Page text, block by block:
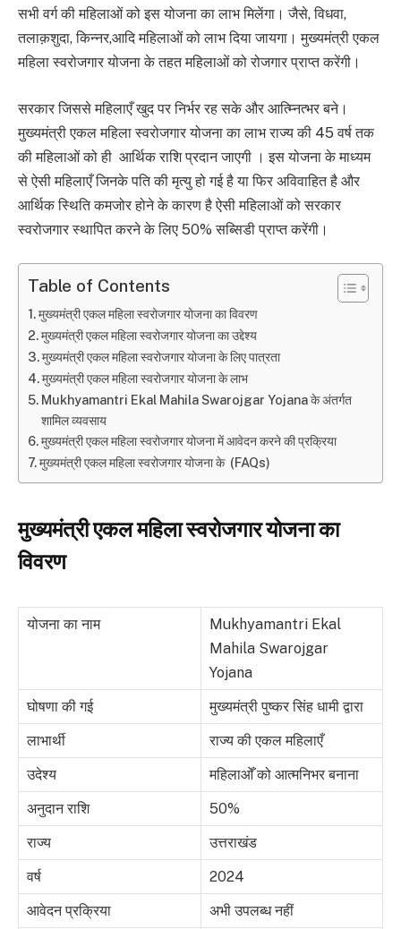
सभी वर्ग की महिलाओं को इस योजना का लाभ मिलेंगा। जैसे, विधवा,
तलाक़शुदा, किन्नर,आदि महिलाओं को लाभ दिया जायगा। मुख्यमंत्री एकल
महिला स्वरोजगार योजना के तहत महिलाओं को रोजगार प्राप्त करेंगी।
सरकार जिससे महिलाएँ खुद पर निर्भर रह सके और आत्म्नित्भर बने।
मुख्यमंत्री एकल महिला स्वरोजगार योजना का लाभ राज्य की 45 वर्ष तक
की महिलाओं को ही आर्थिक राशि प्रदान जाएगी । इस योजना के माध्यम
से ऐसी महिलाएँ जिनके पति की मृत्यु हो गई है या फिर अविवाहित है और
आर्थिक स्थिति कमजोर होने के कारण है ऐसी महिलाओं को सरकार
स्वरोजगार स्थापित करने के लिए 50% सब्सिडी प्राप्त करेंगी।
Table of Contents
मुख्यमंत्री एकल महिला स्वरोजगार योजना का विवरण
मुख्यमंत्री एकल महिला स्वरोजगार योजना का उद्देश्य
मुख्यमंत्री एकल महिला स्वरोजगार योजना के लिए पात्रता
मुख्यमंत्री एकल महिला स्वरोजगार योजना के लाभ
Mukhyamantri Ekal Mahila Swarojgar Yojana के अंतर्गत
शामिल व्यवसाय
मुख्यमंत्री एकल महिला स्वरोजगार योजना में आवेदन करने की प्रक्रिया
मुख्यमंत्री एकल महिला स्वरोजगार योजना के (FAQs)
मुख्यमंत्री एकल महिला स्वरोजगार योजना का
विवरण
योजना का नाम
Mukhyamantri Ekal
Mahila Swarojgar
Yojana
घोषणा की गई
मुख्यमंत्री पुष्कर सिंह धामी द्वारा
लाभार्थी
राज्य की एकल महिलाएँ
उदेश्य
महिलाओँ को आत्मनिभर बनाना
अनुदान राशि
50%
राज्य
उत्तराखंड
वर्ष
2024
आवेदन प्रक्रिया
अभी उपलब्ध नहीं